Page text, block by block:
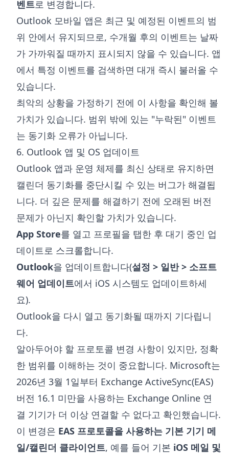
벤트로 변경합니다.
Outlook 모바일 앱은 최근 및 예정된 이벤트의 범
위 안에서 유지되므로, 수개월 후의 이벤트는 날짜
가 가까워질 때까지 표시되지 않을 수 있습니다. 앱
에서 특정 이벤트를 검색하면 대개 즉시 불러올 수
있습니다.
최악의 상황을 가정하기 전에 이 사항을 확인해 볼
가치가 있습니다. 범위 밖에 있는 "누락된" 이벤트
는 동기화 오류가 아닙니다.
6. Outlook 앱 및 OS 업데이트
Outlook 앱과 운영 체제를 최신 상태로 유지하면
캘린더 동기화를 중단시킬 수 있는 버그가 해결됩
니다. 더 깊은 문제를 해결하기 전에 오래된 버전
문제가 아닌지 확인할 가치가 있습니다.
App Store를 열고 프로필을 탭한 후 대기 중인 업
데이트로 스크롤합니다.
Outlook을 업데이트합니다(설정 > 일반 > 소프트
웨어 업데이트에서 iOS 시스템도 업데이트하세
요).
Outlook을 다시 열고 동기화될 때까지 기다립니
다.
알아두어야 할 프로토콜 변경 사항이 있지만, 정확
한 범위를 이해하는 것이 중요합니다. Microsoft는
2026년 3월 1일부터 Exchange ActiveSync(EAS)
버전 16.1 미만을 사용하는 Exchange Online 연
결 기기가 더 이상 연결할 수 없다고 확인했습니다.
이 변경은 EAS 프로토콜을 사용하는 기본 기기 메
일/캘린더 클라이언트, 예를 들어 기본 iOS 메일 및